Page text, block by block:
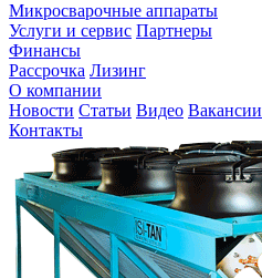
Микросварочные аппараты
Услуги и сервис Партнеры
Финансы
Рассрочка Лизинг
О компании
Новости Статьи Видео Вакансии
Контакты